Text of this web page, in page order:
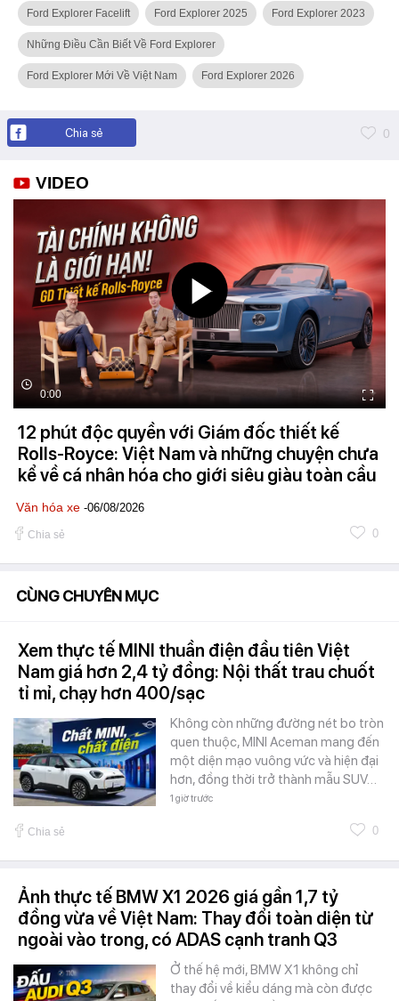
Ford Explorer Facelift Ford Explorer 2025 Ford Explorer 2023
Những Điều Cần Biết Về Ford Explorer
Ford Explorer Mới Về Việt Nam Ford Explorer 2026
Chia sẻ 0
VIDEO
0:00
12 phút độc quyền với Giám đốc thiết kế
Rolls-Royce: Việt Nam và những chuyện chưa
kể về cá nhân hóa cho giới siêu giàu toàn cầu
Văn hóa xe -06/08/2026
Chia sẻ 0
CÙNG CHUYÊN MỤC
Xem thực tế MINI thuần điện đầu tiên Việt
Nam giá hơn 2,4 tỷ đồng: Nội thất trau chuốt
tỉ mỉ, chạy hơn 400/sạc
Không còn những đường nét bo tròn
quen thuộc, MINI Aceman mang đến
một diện mạo vuông vức và hiện đại
hơn, đồng thời trở thành mẫu SUV…
1 giờ trước
Chia sẻ 0
Ảnh thực tế BMW X1 2026 giá gần 1,7 tỷ
đồng vừa về Việt Nam: Thay đổi toàn diện từ
ngoài vào trong, có ADAS cạnh tranh Q3
Ở thế hệ mới, BMW X1 không chỉ
thay đổi về kiểu dáng mà còn được